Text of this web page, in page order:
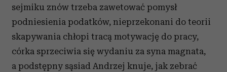
sejmiku znów trzeba zawetować pomysł
podniesienia podatków, nieprzekonani do teorii
skapywania chłopi tracą motywację do pracy,
córka sprzeciwia się wydaniu za syna magnata,
a podstępny sąsiad Andrzej knuje, jak zebrać